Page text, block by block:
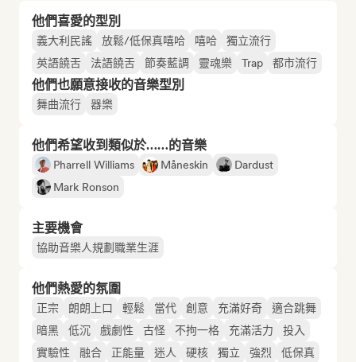
他們喜愛的型別
義大利民謠 放鬆/低保真嘻哈 嘻哈
獨立流行
英語饒舌
法語饒舌 節奏藍調 靈魂樂 Trap 都市流行
他們也願意接收的音樂型別
舞曲流行 器樂
他們希望收到類似於……的音樂
Pharrell Williams Måneskin
Dardust
Mark Ronson
主要機會
協助音樂人規劃職業生涯
他們熱愛的氛圍
正宗 朗朗上口 輕鬆 當代 創意 充滿好奇
適合跳舞
暗黑
低沉 戲劇性 古怪 不拘一格 充滿活力
投入
實驗性
融合 正能量 迷人 硬核 獨立 強烈
低保真